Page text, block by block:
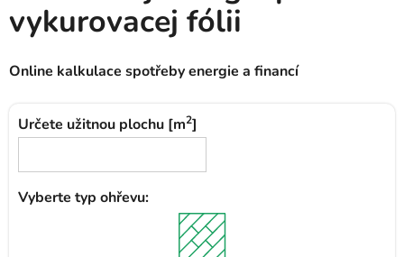
vykurovacej fólii
Online kalkulace spotřeby energie a financí
Určete užitnou plochu [m2]
Vyberte typ ohřevu: